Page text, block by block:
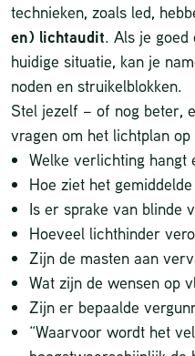
technieken, zoals led,
en) lichtaudit. Als je goed
huidige situatie, kan je
noden en struikelblokken.
Stel jezelf – of nog beter,
vragen om het lichtplan
Welke verlichting hangt
Hoe ziet het
Is er sprake van blinde
Hoeveel lichthinder
Zijn de masten aan
Wat zijn de wensen op
Zijn er bepaalde
“Waarvoor wordt het